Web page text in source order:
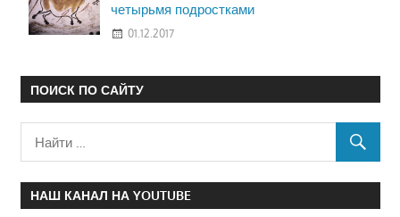
четырьмя подростками
01.12.2017
ПОИСК ПО САЙТУ
НАШ КАНАЛ НА YOUTUBE